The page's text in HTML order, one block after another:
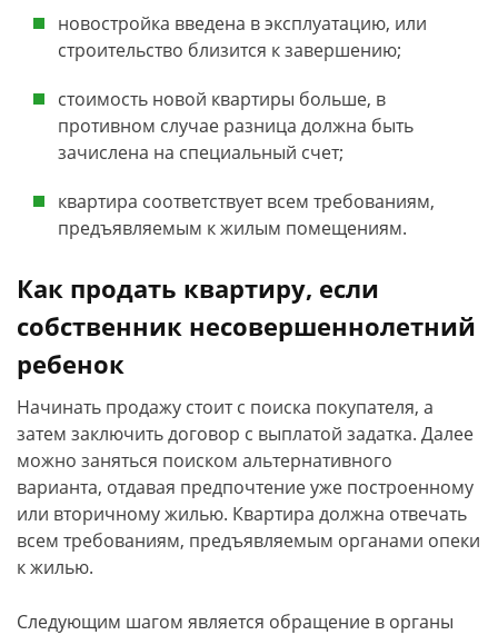
новостройка введена в эксплуатацию, или
строительство близится к завершению;
стоимость новой квартиры больше, в
противном случае разница должна быть
зачислена на специальный счет;
квартира соответствует всем требованиям,
предъявляемым к жилым помещениям.
Как продать квартиру, если
собственник несовершеннолетний
ребенок
Начинать продажу стоит с поиска покупателя, а
затем заключить договор с выплатой задатка. Далее
можно заняться поиском альтернативного
варианта, отдавая предпочтение уже построенному
или вторичному жилью. Квартира должна отвечать
всем требованиям, предъявляемым органами опеки
к жилью.
Следующим шагом является обращение в органы